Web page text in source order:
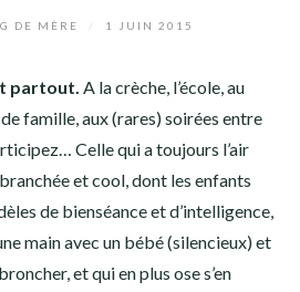
DE MÈRE 1 JUIN 2015
partout. A la crèche, l’école, au
famille, aux (rares) soirées entre
Celle qui a toujours l’air
et cool, dont les enfants
de bienséance et d’intelligence,
main avec un bébé (silencieux) et
et qui en plus ose s’en